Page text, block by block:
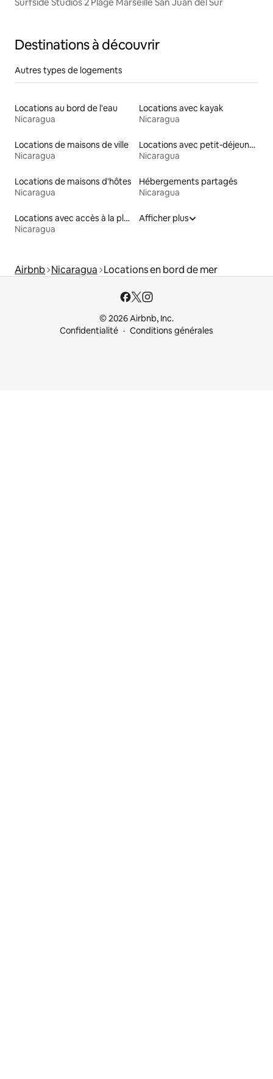
Destinations à découvrir
Autres types de logements
Locations au bord de l'eau
Nicaragua
Locations avec kayak
Nicaragua
Locations de maisons de ville
Nicaragua
Locations avec petit-déjeuner
Nicaragua
Locations de maisons d'hôtes
Nicaragua
Hébergements partagés
Nicaragua
Locations avec accès à la plage
Nicaragua
Afficher plus
Airbnb Nicaragua Locations en bord de mer
© 2026 Airbnb, Inc.
Confidentialité
Conditions générales